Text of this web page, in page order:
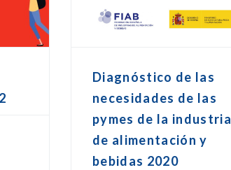
Diagnóstico de las
necesidades de las
pymes de la industria
de alimentación y
bebidas 2020